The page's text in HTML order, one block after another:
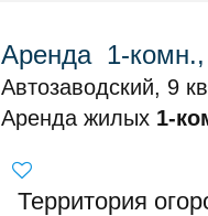
Аренда 1-комн.,
Автозаводский, 9
Аренда жилых 1-
Территория